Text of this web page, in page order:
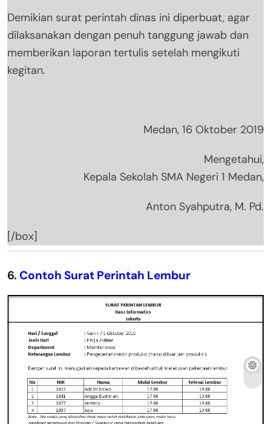
Demikian surat perintah dinas ini diperbuat, agar
dilaksanakan dengan penuh tanggung jawab dan
memberikan laporan tertulis setelah mengikuti
kegitan.
Medan, 16 Oktober 2019
Mengetahui,
Kepala Sekolah SMA Negeri 1 Medan,
Anton Syahputra, M. Pd.
[/box]
6. Contoh Surat Perintah Lembur